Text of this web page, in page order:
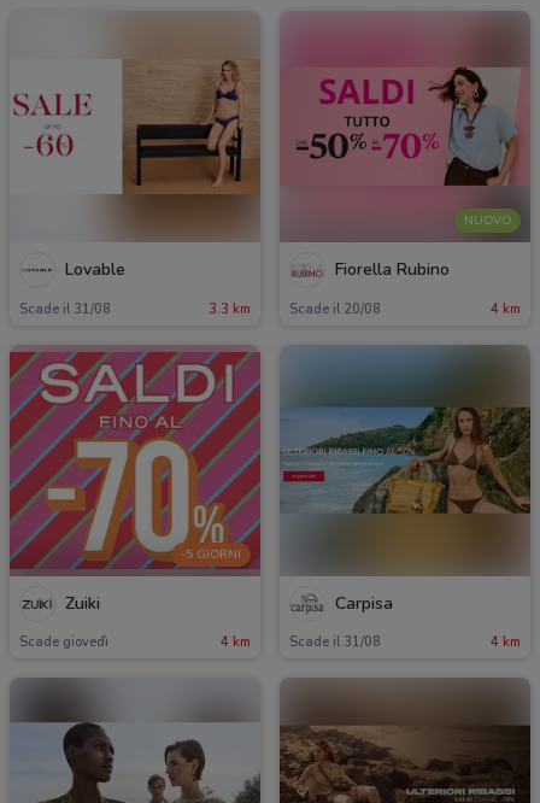
Lovable
Scade il 31/08 3.3 km
NUOVO
Fiorella Rubino
Scade il 20/08 4 km
-5 GIORNI
Zuiki
Scade giovedì 4 km
Carpisa
Scade il 31/08 4 km